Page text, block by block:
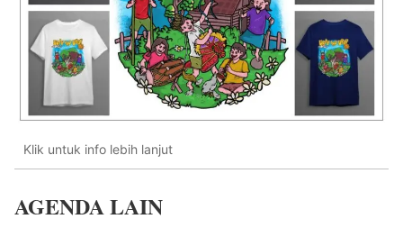
Klik untuk info lebih lanjut
AGENDA LAIN